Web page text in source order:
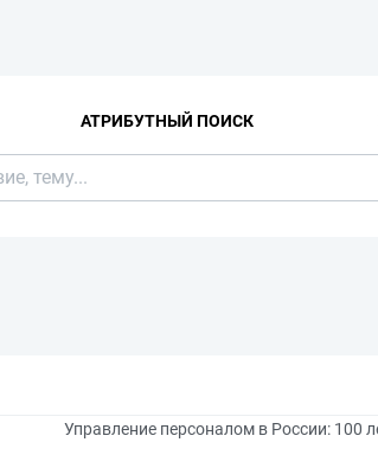
АТРИБУТНЫЙ ПОИСК
Управление персоналом в России: 100